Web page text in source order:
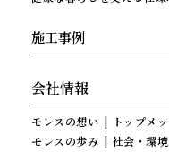
施工事例
会社情報
モレスの想い トップメ
モレスの歩み
社会・環